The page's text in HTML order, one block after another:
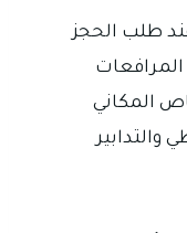
طلب الحجز
42 من قانون المرافعات
المكاني
والتدابير